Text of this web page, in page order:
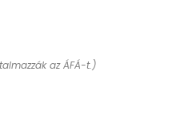
az ÁFÁ-t.)